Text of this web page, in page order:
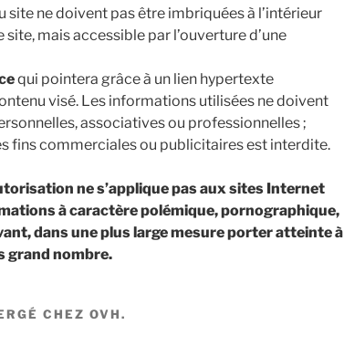
site ne doivent pas être imbriquées à l’intérieur
site, mais accessible par l’ouverture d’une
qui pointera grâce à un lien hypertexte
visé. Les informations utilisées ne doivent
associatives ou professionnelles ;
fins commerciales ou publicitaires est interdite.
ne s’applique pas aux sites Internet
à caractère polémique, pornographique,
dans une plus large mesure porter atteinte à
grand nombre.
CHEZ OVH.